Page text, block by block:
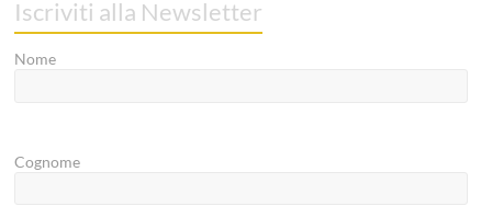
Iscriviti alla Newsletter
Nome
Cognome